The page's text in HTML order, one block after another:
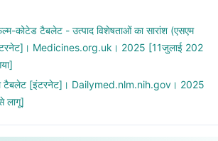
कोटेड टैबलेट - उत्पाद विशेषताओं का सारांश (एसएम
Medicines.org.uk। 2025 [11जुलाई 202
टैबलेट [इंटरनेट]। Dailymed.nlm.nih.gov। 2025
लागू]